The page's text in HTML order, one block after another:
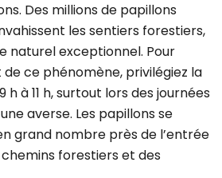
Des millions de papillons
les sentiers forestiers,
naturel exceptionnel. Pour
ce phénomène, privilégiez la
à 11 h, surtout lors des journées
averse. Les papillons se
grand nombre près de l’entrée
forestiers et des